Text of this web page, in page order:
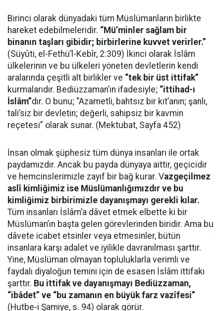
Birinci olarak dünyadaki tüm Müslümanların birlikte
hareket edebilmeleridir. “Mü’minler sağlam bir
binanın taşları gibidir; birbirlerine kuvvet verirler.”
(Süyûti, el-Fethü’l-Kebîr, 2:309) İkinci olarak İslâm
ülkelerinin ve bu ülkeleri yöneten devletlerin kendi
aralarında çeşitli alt birlikler ve “tek bir üst ittifak”
kurmalarıdır. Bediüzzaman’ın ifadesiyle; “ittihad-ı
İslâm”dır. O bunu; “Azametli, bahtsız bir kıt’anın; şanlı,
tali’siz bir devletin; değerli, sahipsiz bir kavmin
reçetesi” olarak sunar. (Mektubat, Sayfa 452)
İnsan olmak şüphesiz tüm dünya insanları ile ortak
paydamızdır. Ancak bu payda dünyaya aittir, geçicidir
ve hemcinslerimizle zayıf bir bağ kurar. Vazgeçilmez
aslî kimliğimiz ise Müslümanlığımızdır ve bu
kimliğimiz birbirimizle dayanışmayı gerekli kılar.
Tüm insanları İslâm’a dâvet etmek elbette ki bir
Müslüman’ın başta gelen görevlerinden biridir. Ama bu
dâvete icabet etsinler veya etmesinler, bütün
insanlara karşı adalet ve iyilikle davranılması şarttır.
Yine, Müslüman olmayan topluluklarla verimli ve
faydalı diyaloğun temini için de esasen İslâm ittifakı
şarttır. Bu ittifak ve dayanışmayı Bediüzzaman,
“ibâdet” ve “bu zamanın en büyük farz vazîfesi”
(Hutbe-i Şamiye, s. 94) olarak görür.